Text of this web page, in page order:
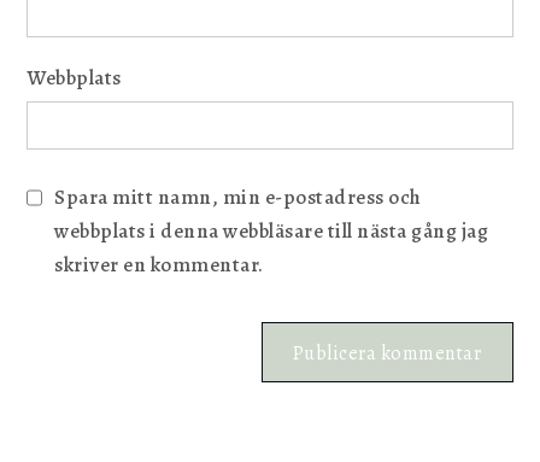
Webbplats
Spara mitt namn, min e-postadress och
webbplats i denna webbläsare till nästa gång jag
skriver en kommentar.